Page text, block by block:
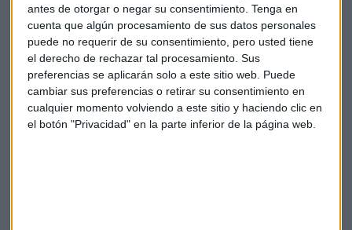
antes de otorgar o negar su consentimiento. Tenga en
cuenta que algún procesamiento de sus datos personales
puede no requerir de su consentimiento, pero usted tiene
el derecho de rechazar tal procesamiento. Sus
preferencias se aplicarán solo a este sitio web. Puede
cambiar sus preferencias o retirar su consentimiento en
cualquier momento volviendo a este sitio y haciendo clic en
el botón "Privacidad" en la parte inferior de la página web.
Salud Running Psicología Adicción